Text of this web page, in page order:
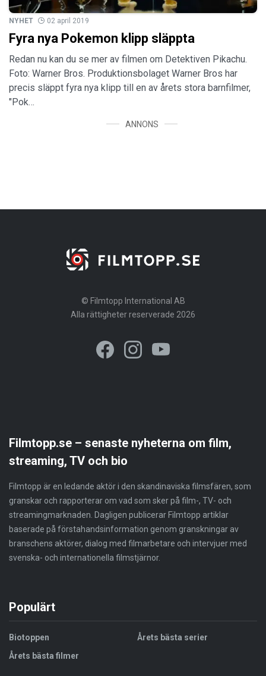
NYHET 02 april 2019
Fyra nya Pokemon klipp släppta
Redan nu kan du se mer av filmen om Detektiven Pikachu.
Foto: Warner Bros. Produktionsbolaget Warner Bros har
precis släppt fyra nya klipp till en av årets stora barnfilmer,
"Pok…
ANNONS
© Filmtopp International AB
Alla rättigheter reserverade 2026
Filmtopp.se – senaste nyheterna om film,
streaming, TV och bio
Filmtopp är en ledande aktör i den skandinaviska filmsfären, som
granskar och rapporterar om vad som sker på film-, TV- och
streamingmarknaden. Dagligen publicerar Filmtopp artiklar
baserade på förstahandsinformation genom granskningar av
branschens aktörer, dialog med filmarbetare och intervjuer med
svenska- och internationella filmstjärnor.
Populärt
Biotoppen
Årets bästa filmer
Årets bästa serier